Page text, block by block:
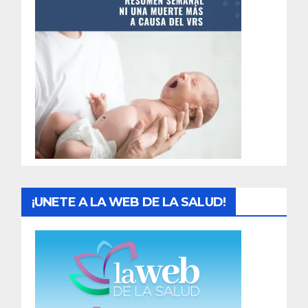
¡UNETE A LA WEB DE LA SALUD!